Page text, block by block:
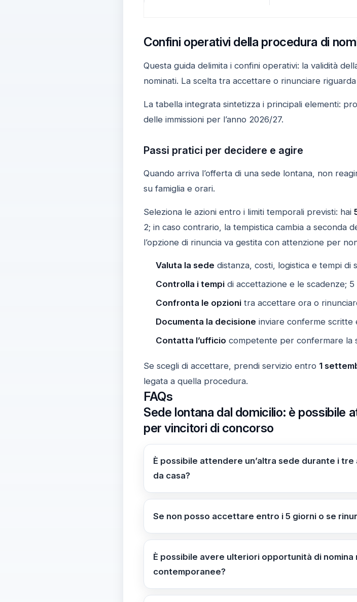
Confini operativi della procedura di
Questa guida delimita i confini operativi: la validità
nominati. La scelta tra accettare o rinunciare
La tabella integrata sintetizza i principali elementi:
delle immissioni per l’anno 2026/27.
Passi pratici per decidere e agire
Quando arriva l’offerta di una sede lontana, non
su famiglia e orari.
Seleziona le azioni entro i limiti temporali previsti: hai
2; in caso contrario, la tempistica cambia a seconda
l’opzione di rinuncia va gestita con attenzione per
Valuta la sede distanza, costi, logistica e tempi di
Controlla i tempidi accettazione e le scadenze;
Confronta le opzionitra accettare ora o
Documenta la decisione inviare conferme scritte
Contatta l’ufficio competente per confermare la
Se scegli di accettare, prendi servizio entro 1
legata a quella procedura.
FAQs
Sede lontana dal domicilio: è possibile
per vincitori di concorso
È possibile attendere un’altra sede durante i
da casa?
Non è previsto attendere un’altra sede: l’offerta
Se non posso accettare entro i 5 giorni o se
La rinuncia comporta la perdita dell’opportunità
esplicita e l’inizio servizio è fissato al 01/09/2026.
È possibile avere ulteriori opportunità di
contemporanee?
Sì, possono esserci turni aggiuntivi per vincitori